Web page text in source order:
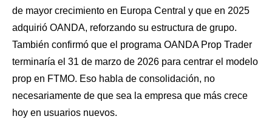
de mayor crecimiento en Europa Central y que en 2025
adquirió OANDA, reforzando su estructura de grupo.
También confirmó que el programa OANDA Prop Trader
terminaría el 31 de marzo de 2026 para centrar el modelo
prop en FTMO. Eso habla de consolidación, no
necesariamente de que sea la empresa que más crece
hoy en usuarios nuevos.